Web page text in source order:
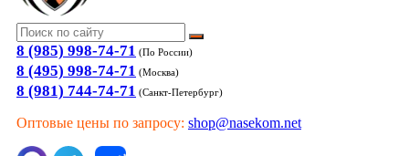
8 (985) 998-74-71 (По России)
8 (495) 998-74-71 (Москва)
8 (981) 744-74-71 (Санкт-Петербург)
Оптовые цены по запросу: shop@nasekom.net